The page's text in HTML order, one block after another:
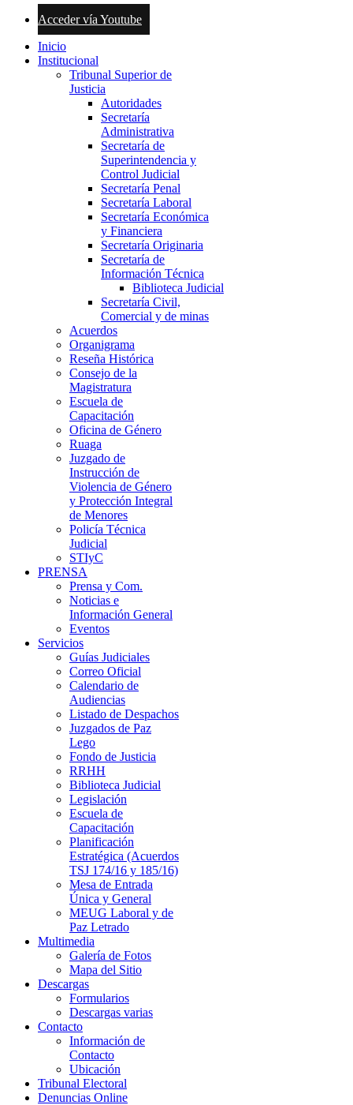
Acceder vía Youtube
Inicio
Institucional
Tribunal Superior de
Justicia
Autoridades
Secretaría
Administrativa
Secretaría de
Superintendencia y
Control Judicial
Secretaría Penal
Secretaría Laboral
Secretaría Económica
y Financiera
Secretaría Originaria
Secretaría de
Información Técnica
Biblioteca Judicial
Secretaría Civil,
Comercial y de minas
Acuerdos
Organigrama
Reseña Histórica
Consejo de la
Magistratura
Escuela de
Capacitación
Oficina de Género
Ruaga
Juzgado de
Instrucción de
Violencia de Género
y Protección Integral
de Menores
Policía Técnica
Judicial
STIyC
PRENSA
Prensa y Com.
Noticias e
Información General
Eventos
Servicios
Guías Judiciales
Correo Oficial
Calendario de
Audiencias
Listado de Despachos
Juzgados de Paz
Lego
Fondo de Justicia
RRHH
Biblioteca Judicial
Legislación
Escuela de
Capacitación
Planificación
Estratégica (Acuerdos
TSJ 174/16 y 185/16)
Mesa de Entrada
Única y General
MEUG Laboral y de
Paz Letrado
Multimedia
Galería de Fotos
Mapa del Sitio
Descargas
Formularios
Descargas varias
Contacto
Información de
Contacto
Ubicación
Tribunal Electoral
Denuncias Online